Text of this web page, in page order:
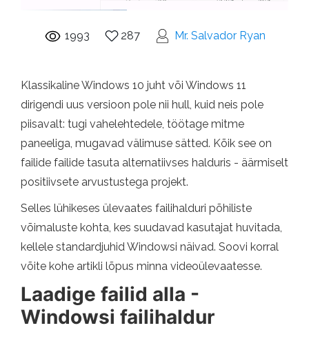
1993 287 Mr. Salvador Ryan
Klassikaline Windows 10 juht või Windows 11
dirigendi uus versioon pole nii hull, kuid neis pole
piisavalt: tugi vahelehtedele, töötage mitme
paneeliga, mugavad välimuse sätted. Kõik see on
failide failide tasuta alternatiivses halduris - äärmiselt
positiivsete arvustustega projekt.
Selles lühikeses ülevaates failihalduri põhiliste
võimaluste kohta, kes suudavad kasutajat huvitada,
kellele standardjuhid Windowsi näivad. Soovi korral
võite kohe artikli lõpus minna videoülevaatesse.
Laadige failid alla -
Windowsi failihaldur